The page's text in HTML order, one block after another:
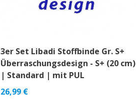
3er Set Libadi Stoffbinde Gr. S+
Überraschungsdesign - S+ (20 cm)
| Standard | mit PUL
26,99 €